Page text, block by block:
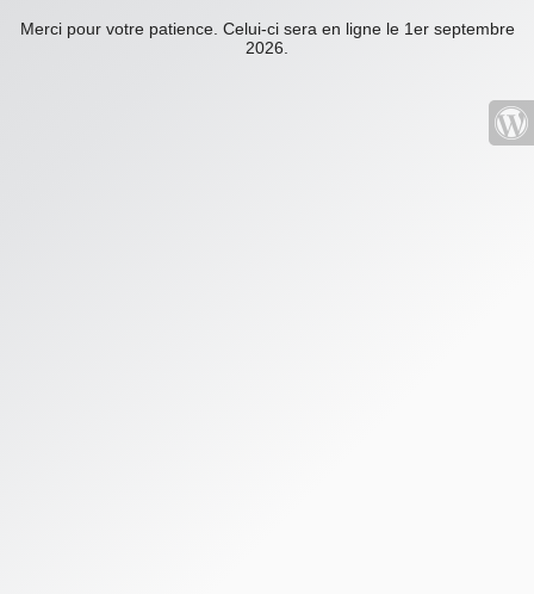
Merci pour votre patience. Celui-ci sera en ligne le 1er septembre
2026.